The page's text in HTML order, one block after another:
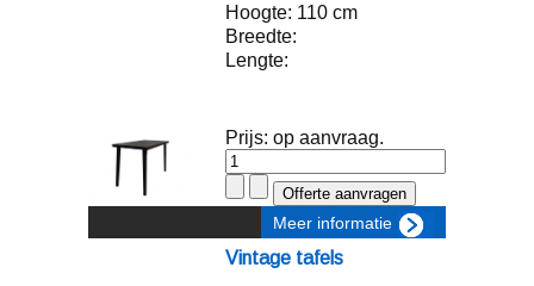
Hoogte: 110 cm
Breedte:
Lengte:
Prijs: op aanvraag.
Meer informatie
Vintage tafels